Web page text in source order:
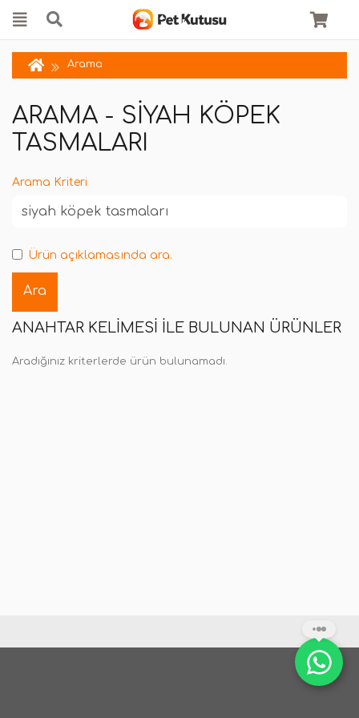
Arama
ARAMA - SIYAH KÖPEK
TASMALARI
Arama Kriteri
Ürün açıklamasında ara.
ANAHTAR KELIMESI ILE BULUNAN ÜRÜNLER
Aradığınız kriterlerde ürün bulunamadı.